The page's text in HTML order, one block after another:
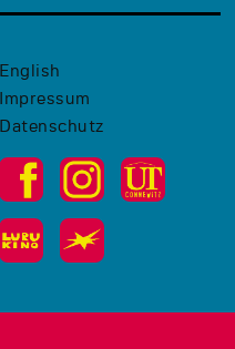
English
Impressum
Datenschutz